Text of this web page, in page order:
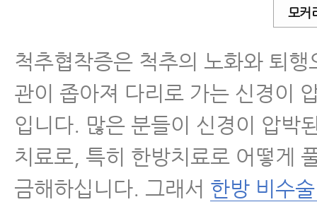
- 척추협착증 말기 중증 환자가 입
야 되는 4가지 이유
- 협착증에 스테로이드 시술 효과
유
- 협착증 치료효과 논문
모커
척추협착증은 척추의 노화와 퇴행
관이 좁아져 다리로 가는 신경이
입니다. 많은 분들이 신경이 압박
치료로, 특히 한방치료로 어떻게
금해하십니다. 그래서 한방 비수